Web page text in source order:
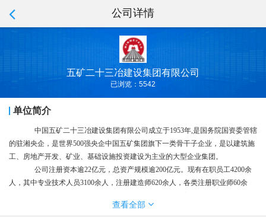
公司详情
五矿二十三冶建设集团有限公司
已浏览：5542
单位简介
中国五矿二十三冶建设集团有限公司成立于1953年,是国务院国资委管辖
的驻湘央企，是世界500强央企中国五矿集团旗下一类骨干子企业，是以建筑施
工、房地产开发、矿业、基础设施投资建设为主业的大型企业集团。
公司注册资本逾22亿元，总资产规模逾200亿元。现有在职员工4200余
人，其中专业技术人员3100余人，注册建造师620余人，各类注册职业师60余
年成立五矿二十三冶知行学院，为企业员工快速成长成
查看全部